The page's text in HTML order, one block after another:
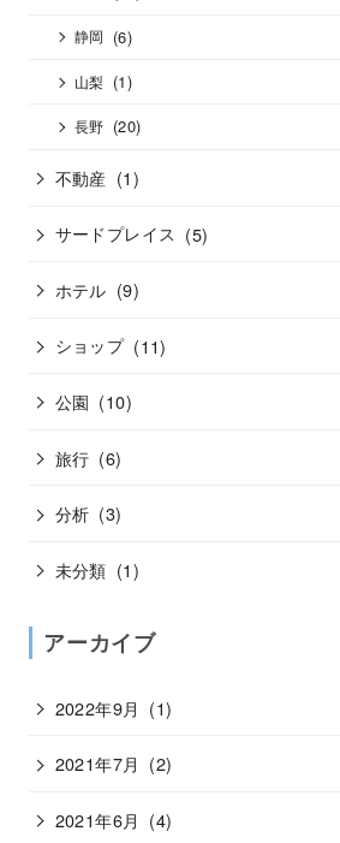
静岡 (6)
山梨 (1)
長野 (20)
不動産 (1)
サードプレイス (5)
ホテル (9)
ショップ (11)
公園 (10)
旅行 (6)
分析 (3)
未分類 (1)
アーカイブ
2022年9月 (1)
2021年7月 (2)
2021年6月 (4)